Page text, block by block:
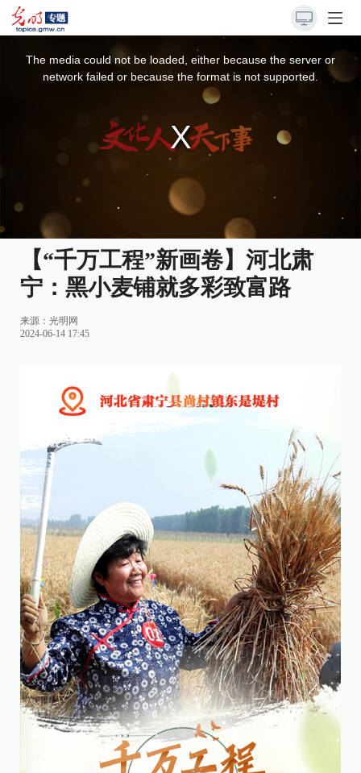
The media could not be loaded, either because the server or
network failed or because the format is not supported.
【“千万工程”新画卷】河北肃
宁：黑小麦铺就多彩致富路
来源： 光明网
2024-06-14 17:45